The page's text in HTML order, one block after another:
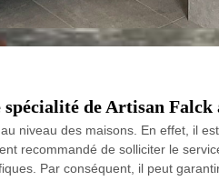
de Artisan
niveau des maisons. En effet, il
recommandé de solliciter le
Par conséquent, il peut